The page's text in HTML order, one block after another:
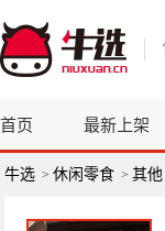
首页 最新上架
牛选 > 休闲零食 > 其他